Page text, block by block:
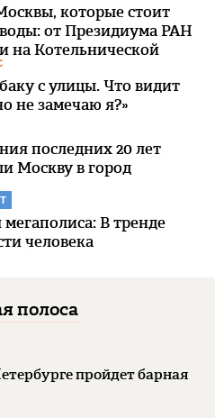
которые стоит
от Президиума РАН
на Котельнической
с улицы. Что видит
не замечаю я?»
последних 20 лет
Москву в город
В тренде
человека
полоса
пройдет барная